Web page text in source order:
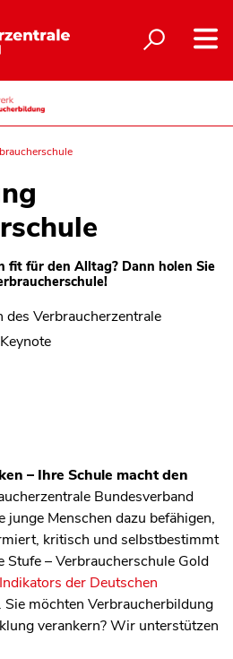
können Sie direkt auf einen
fit für den Alltag? Dann holen Sie
– Ihre Schule macht den
Bundesverband
junge Menschen dazu befähigen,
kritisch und selbstbestimmt
Stufe – Verbraucherschule Gold
der Deutschen
. Sie möchten Verbraucherbildung
verankern? Wir unterstützen